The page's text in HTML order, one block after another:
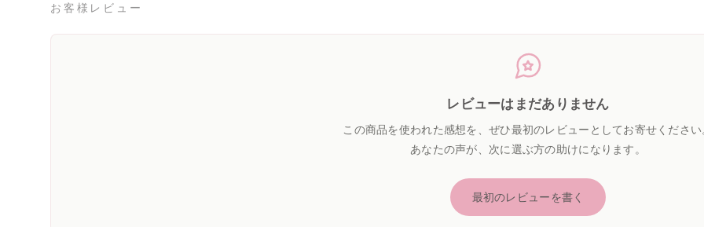
お客様レビュー
レビューはまだありません
この商品を使われた感想を、ぜひ最初のレビューとしてお寄せください
あなたの声が、次に選ぶ方の助けになります。
最初のレビューを書く